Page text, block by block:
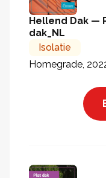
Hellend Dak —
dak_NL
Isolatie
Homegrade,